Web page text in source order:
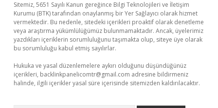
Sitemiz, 5651 Sayılı Kanun gereğince Bilgi Teknolojileri ve İletişim
Kurumu (BTK) tarafından onaylanmış bir Yer Sağlayıcı olarak hizmet
vermektedir. Bu nedenle, sitedeki içerikleri proaktif olarak denetleme
veya araştırma yükümlülüğümüz bulunmamaktadır. Ancak, üyelerimiz
yazdıkları içeriklerin sorumluluğunu taşımakta olup, siteye üye olarak
bu sorumluluğu kabul etmiş sayılırlar.
Hukuka ve yasal düzenlemelere aykırı olduğunu düşündüğünüz
içerikleri, backlinkpanelicomtr@gmail.com adresine bildirmeniz
halinde, ilgili içerikler yasal süre içerisinde sitemizden kaldırılacaktır.